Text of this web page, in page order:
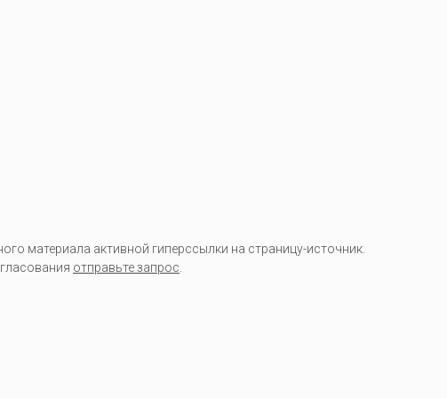
материала активной гиперссылки на страницу-источник.
отправьте запрос.